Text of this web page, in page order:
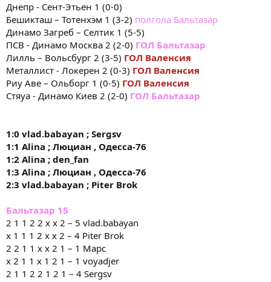
Днепр - Сент-Этьен 1 (0-0)
Бешикташ – Тотенхэм 1 (3-2) полгола Бальтазар
Динамо Загреб – Селтик 1 (5-5)
ПСВ - Динамо Москва 2 (2-0) ГОЛ Бальтазар
Лилль – Вольсбург 2 (3-5) ГОЛ Валенсия
Металлист - Локерен 2 (0-3) ГОЛ Валенсия
Риу Аве – Ольборг 1 (0-5) ГОЛ Валенсия
Стяуа - Динамо Киев 2 (2-0) ГОЛ Бальтазар
1:0 vlad.babayan ; Sergsv
1:1 Alina ; Люциан , Одесса-76
1:2 Alina ; den fan
1:3 Alina ; Люциан , Одесса-76
2:3 vlad.babayan ; Piter Brok
Бальтазар 15
2 1 1 2 2 х х 2 – 5 vlad.babayan
х 1 1 1 2 х х 2 – 4 Piter Brok
2 2 1 1 х х 2 1 – 1 Марс
х 2 1 1 х 1 2 1 – 1 voyadjer
2 1 1 2 2 1 2 1 – 4 Sergsv